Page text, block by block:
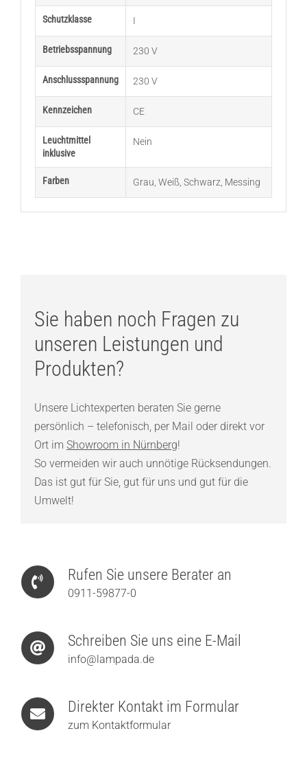
Schutzklasse I
Betriebsspannung 230 V
Anschlussspannung 230 V
Kennzeichen CE
Leuchtmittel
inklusive
Nein
Farben Grau Weiß, Schwarz Messing
Sie haben noch Fragen zu
unseren Leistungen und
Produkten?
Unsere Lichtexperten beraten Sie gerne
persönlich – telefonisch, per Mail oder direkt vor
Ort im Showroom in Nürnberg!
So vermeiden wir auch unnötige Rücksendungen.
Das ist gut für Sie, gut für uns und gut für die
Umwelt!
Rufen Sie unsere Berater an
0911-59877-0
Schreiben Sie uns eine E-Mail
info@lampada.de
Direkter Kontakt im Formular
zum Kontaktformular